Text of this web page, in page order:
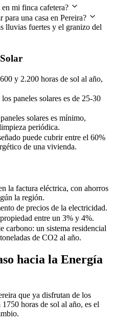
en mi finca cafetera?
para una casa en Pereira?
lluvias fuertes y el granizo del
y 2.200 horas de sol al año,
paneles solares es de 25-30
solares es mínimo,
periódica.
puede cubrir entre el 60%
de una vivienda.
la factura eléctrica, con ahorros
la región.
de precios de la electricidad.
entre un 3% y 4%.
carbono: un sistema residencial
de CO2 al año.
hacia la Energía
que ya disfrutan de los
horas de sol al año, es el